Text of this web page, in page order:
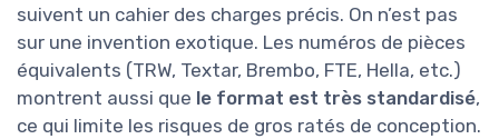
suivent un cahier des charges précis. On n’est pas
sur une invention exotique. Les numéros de pièces
équivalents (TRW, Textar, Brembo, FTE, Hella, etc.)
montrent aussi que le format est très standardisé,
ce qui limite les risques de gros ratés de conception.